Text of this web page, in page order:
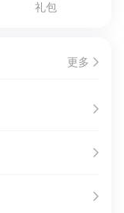
礼包
更多